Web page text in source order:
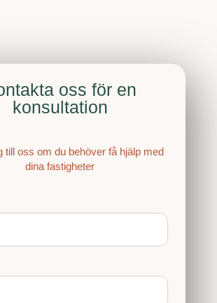
oss för en
konsultation
till oss om du behöver få hjälp med
dina fastigheter